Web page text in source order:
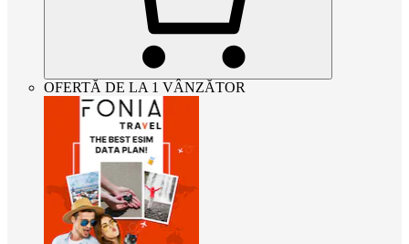
OFERTĂ DE LA 1 VÂNZĂTOR